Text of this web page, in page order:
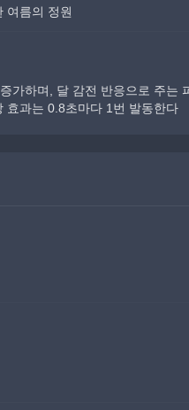
여름의 정원
가하며, 달 감전 반응으로 주는
효과는 0.8초마다 1번 발동한다